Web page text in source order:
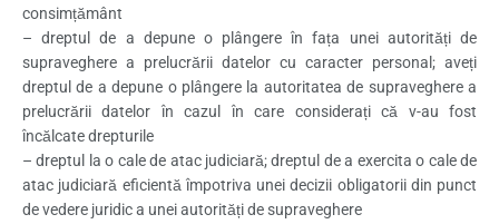
consimțământ
– dreptul de a depune o plângere în fața unei autorități de
supraveghere a prelucrării datelor cu caracter personal; aveți
dreptul de a depune o plângere la autoritatea de supraveghere a
prelucrării datelor în cazul în care considerați că v-au fost
încălcate drepturile
– dreptul la o cale de atac judiciară; dreptul de a exercita o cale de
atac judiciară eficientă împotriva unei decizii obligatorii din punct
de vedere juridic a unei autorități de supraveghere